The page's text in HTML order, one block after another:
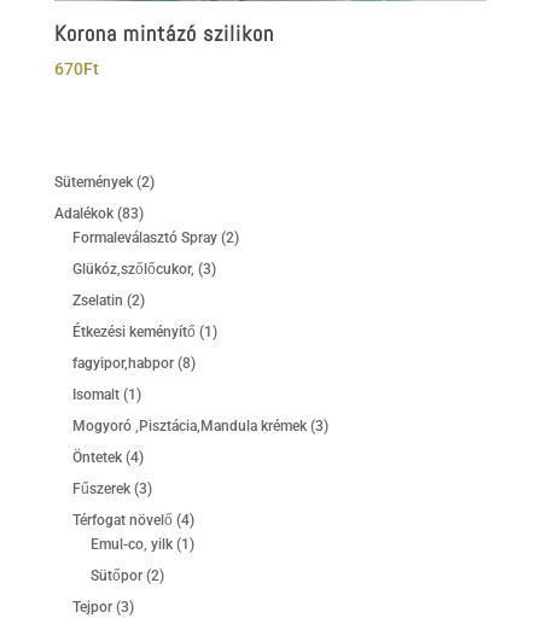
Korona mintázó szilikon
670Ft
Sütemények 22
Adalékok 8383
termék
Formaleválasztó Spray 22
Glükóz,szőlőcukor, 33
Zselatin 22
termék
Étkezési keményítő 11
fagyipor,habpor 88
Isomalt 11
termék
Mogyoró ,Pisztácia,Mandula krémek 33
Öntetek 44
termék
Fűszerek 33
termék
Térfogat növelő 44
termék
Emul-co, yilk 11
Sütőpor 22
Tejpor 33